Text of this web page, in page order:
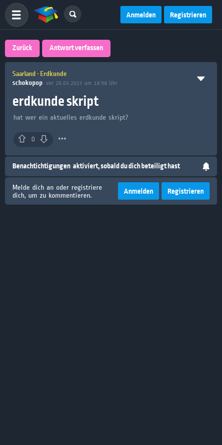
Anmelden Registrieren
Zurück Antwort verfassen
Saarland - Erdkunde
schokopop vor 20.03.2023 um 19:58 Uhr
erdkunde skript
hat wer ein aktuelles erdkunde skript?
0
Benachtichtigungen aktiviert, sobald du dich beteiligt hast
Melde dich an oder registriere
dich, um zu kommentieren.
Anmelden Registrieren